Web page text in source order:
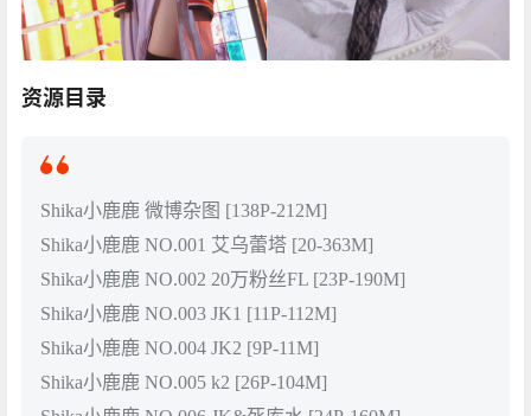
资源目录
Shika小鹿鹿 微博杂图 [138P-212M]
Shika小鹿鹿 NO.001 艾乌蕾塔 [20-363M]
Shika小鹿鹿 NO.002 20万粉丝FL [23P-190M]
Shika小鹿鹿 NO.003 JK1 [11P-112M]
Shika小鹿鹿 NO.004 JK2 [9P-11M]
Shika小鹿鹿 NO.005 k2 [26P-104M]